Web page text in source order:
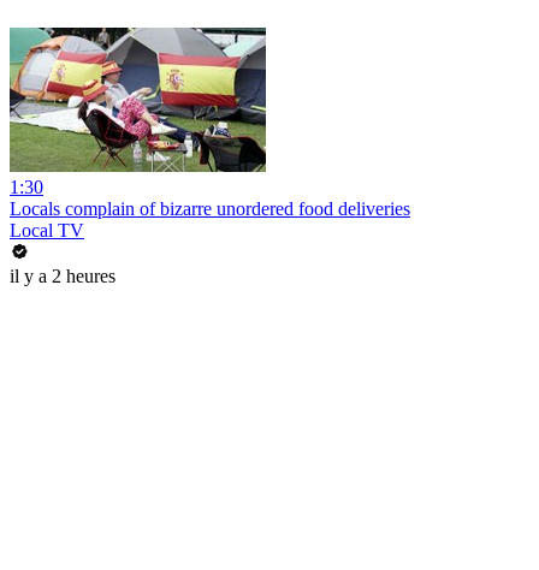
1:30
Locals complain of bizarre unordered food deliveries
Local TV
il y a 2 heures